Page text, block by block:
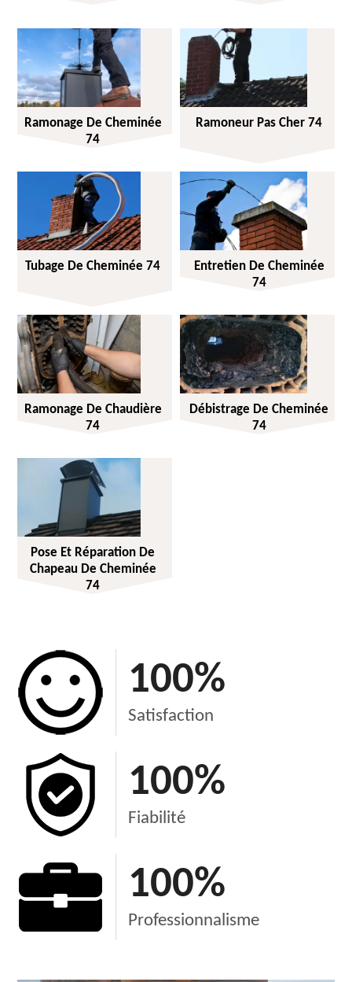
Ramonage De Cheminée
74
Ramoneur Pas Cher 74
Tubage De Cheminée 74
Entretien De Cheminée
74
Ramonage De Chaudière
74
Débistrage De Cheminée
74
Pose Et Réparation De
Chapeau De Cheminée
74
100%
Satisfaction
100%
Fiabilité
100%
Professionnalisme